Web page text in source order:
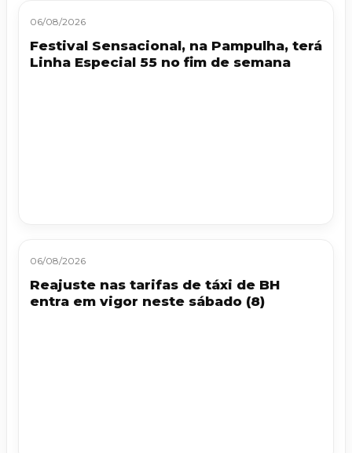
06/08/2026
Festival Sensacional, na Pampulha, terá
Linha Especial 55 no fim de semana
06/08/2026
Reajuste nas tarifas de táxi de BH
entra em vigor neste sábado (8)